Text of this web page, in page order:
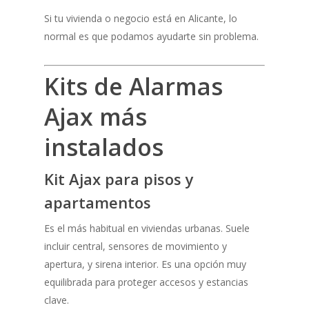
Si tu vivienda o negocio está en Alicante, lo
normal es que podamos ayudarte sin problema.
Kits de Alarmas
Ajax más
instalados
Kit Ajax para pisos y
apartamentos
Es el más habitual en viviendas urbanas. Suele
incluir central, sensores de movimiento y
apertura, y sirena interior. Es una opción muy
equilibrada para proteger accesos y estancias
clave.